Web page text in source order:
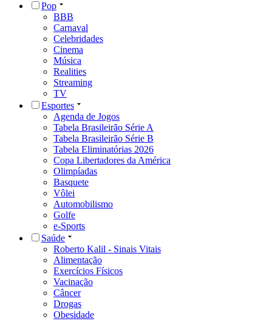
Pop
BBB
Carnaval
Celebridades
Cinema
Música
Realities
Streaming
TV
Esportes
Agenda de Jogos
Tabela Brasileirão Série A
Tabela Brasileirão Série B
Tabela Eliminatórias 2026
Copa Libertadores da América
Olimpíadas
Basquete
Vôlei
Automobilismo
Golfe
e-Sports
Saúde
Roberto Kalil - Sinais Vitais
Alimentação
Exercícios Físicos
Vacinação
Câncer
Drogas
Obesidade